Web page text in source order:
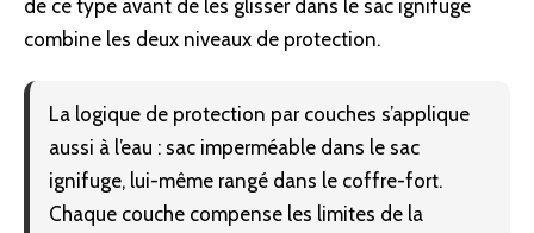
de ce type avant de les glisser dans le sac ignifuge
combine les deux niveaux de protection.
La logique de protection par couches s’applique
aussi à l’eau : sac imperméable dans le sac
ignifuge, lui-même rangé dans le coffre-fort.
Chaque couche compense les limites de la